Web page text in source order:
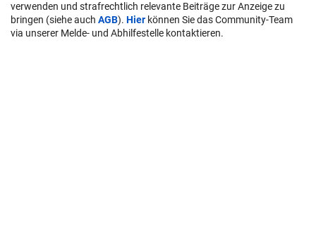
verwenden und strafrechtlich relevante Beiträge zur Anzeige zu
bringen (siehe auch AGB). Hier können Sie das Community-Team
via unserer Melde- und Abhilfestelle kontaktieren.